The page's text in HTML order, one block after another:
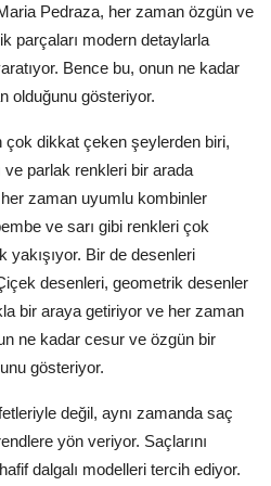
Pedraza, her zaman özgün ve
parçaları modern detaylarla
Bence bu, onun ne kadar
olduğunu gösteriyor.
çok dikkat çeken şeylerden biri,
ve parlak renkleri bir arada
zaman uyumlu kombinler
ve sarı gibi renkleri çok
Bir de desenleri
desenleri, geometrik desenler
bir araya getiriyor ve her zaman
ne kadar cesur ve özgün bir
gösteriyor.
değil, aynı zamanda saç
yön veriyor. Saçlarını
dalgalı modelleri tercih ediyor.